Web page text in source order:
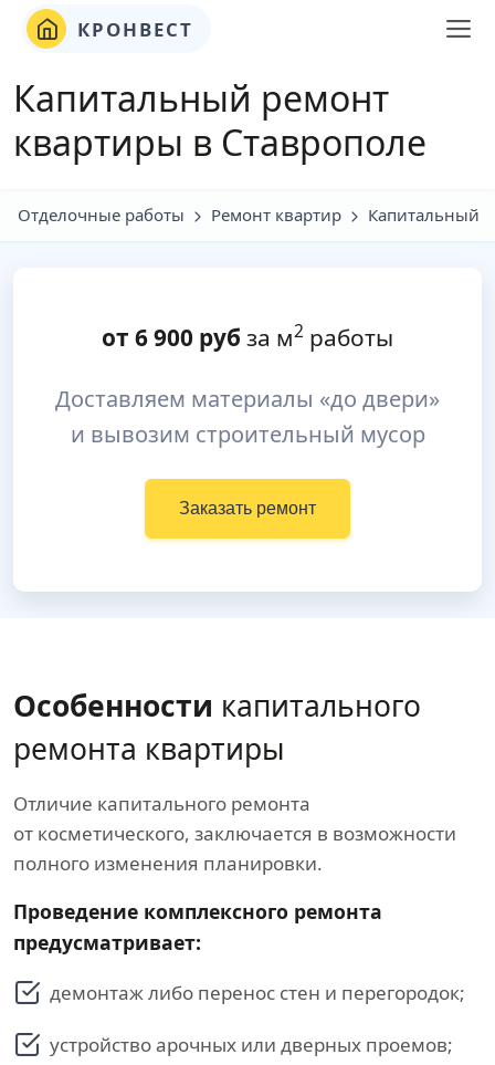
КРОНВЕСТ
Капитальный ремонт
квартиры в Ставрополе
Отделочные работы Ремонт квартир Капитальный
от 6 900 руб за м2 работы
Доставляем материалы «до двери»
и вывозим строительный мусор
Заказать ремонт
Особенности капитального
ремонта квартиры
Отличие капитального ремонта
от косметического, заключается в возможности
полного изменения планировки.
Проведение комплексного ремонта
предусматривает:
демонтаж либо перенос стен и перегородок;
устройство арочных или дверных проемов;